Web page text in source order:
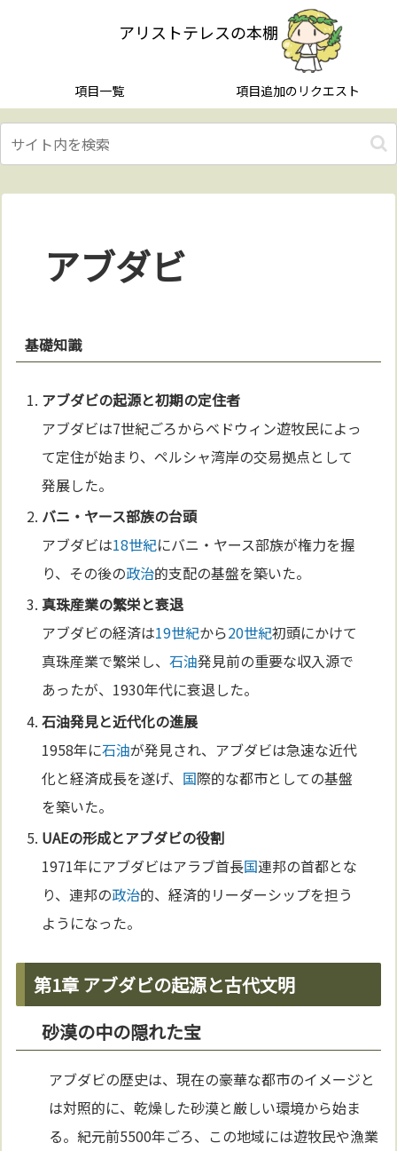
アリストテレスの本棚
項目一覧 項目追加のリクエスト
アブダビ
基礎知識
アブダビの起源と初期の定住者
アブダビは7世紀ごろからベドウィン遊牧民によっ
て定住が始まり、ペルシャ湾岸の交易拠点として
発展した。
バニ・ヤース部族の台頭
アブダビは18世紀にバニ・ヤース部族が権力を握
り、その後の政治的支配の基盤を築いた。
真珠産業の繁栄と衰退
アブダビの経済は19世紀から20世紀初頭にかけて
真珠産業で繁栄し、石油発見前の重要な収入源で
あったが、1930年代に衰退した。
石油発見と近代化の進展
1958年に石油が発見され、アブダビは急速な近代
化と経済成長を遂げ、 国際的な都市としての基盤
を築いた。
UAEの形成とアブダビの役割
1971年にアブダビはアラブ首長国連邦の首都とな
り、連邦の政治的、経済的リーダーシップを担う
ようになった。
第1章 アブダビの起源と古代文明
砂漠の中の隠れた宝
アブダビの歴史は、現在の豪華な都市のイメージと
は対照的に、乾燥した砂漠と厳しい環境から始ま
る。紀元前5500年ごろ、この地域には遊牧民や漁業